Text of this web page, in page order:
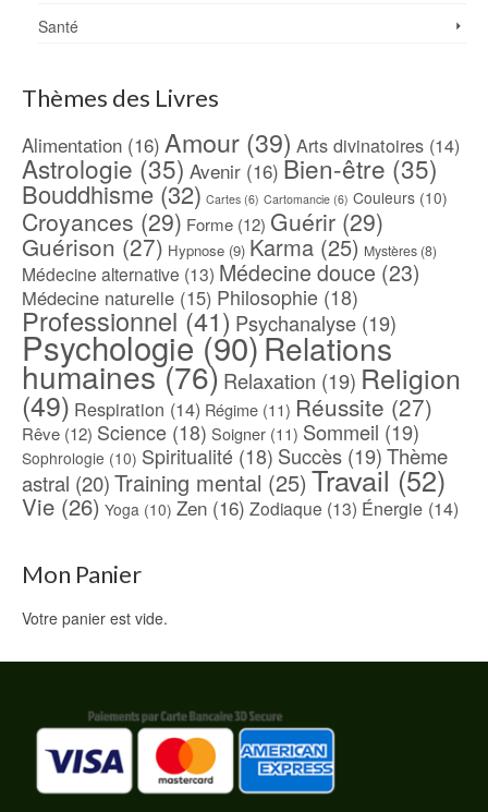
Santé
Thèmes des Livres
Alimentation (16) Amour (39) Arts divinatoires (14)
Astrologie (35) Avenir (16) Bien-être (35)
Bouddhisme (32) Cartes (6) Cartomancie (6) Couleurs (10)
Croyances (29) Forme (12) Guérir (29)
Guérison (27) Hypnose (9) Karma (25) Mystères (8)
Médecine alternative (13) Médecine douce (23)
Médecine naturelle (15) Philosophie (18)
Professionnel(41) Psychanalyse (19)
Psychologie(90) Relations
humaines(76) Relaxation (19) Religion
(49) Respiration (14) Régime (11) Réussite (27)
Rêve (12) Science (18) Soigner (11) Sommeil (19)
Sophrologie (10) Spiritualité (18) Succès (19)Thème
astral (20)Training mental (25) Travail (52)
Vie (26) Yoga (10) Zen (16) Zodiaque (13) Énergie (14)
Mon Panier
Votre panier est vide.